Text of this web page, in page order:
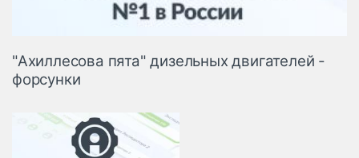
"Ахиллесова пята" дизельных двигателей -
форсунки